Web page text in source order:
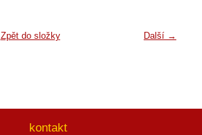
Další →
Zpět do složky
kontakt